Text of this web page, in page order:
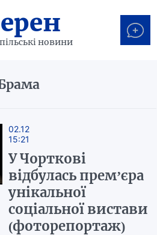
новини
02.12
15:21
У Чорткові
відбулась прем’єра
унікальної
соціальної вистави
(фоторепортаж)